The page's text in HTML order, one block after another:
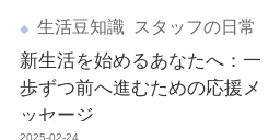
生活豆知識 スタッフの日常
新生活を始めるあなたへ：一
歩ずつ前へ進むための応援メ
ッセージ
2025-02-24